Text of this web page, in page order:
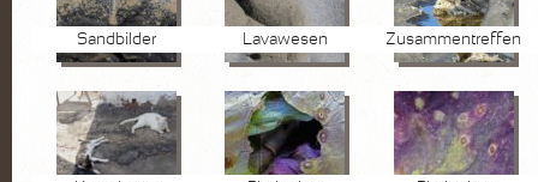
Sandbilder Lavawesen Zusammentreffen